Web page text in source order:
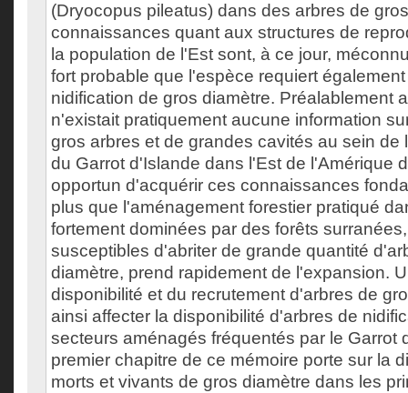
(Dryocopus pileatus) dans des arbres de
connaissances quant aux structures de
la population de l'Est sont, à ce jour,
fort probable que l'espèce requiert
nidification de gros diamètre. Préalablement
n'existait pratiquement aucune information
gros arbres et de grandes cavités au sein de
du Garrot d'Islande dans l'Est de l'Amérique
opportun d'acquérir ces connaissances
plus que l'aménagement forestier pratiqué
fortement dominées par des forêts
susceptibles d'abriter de grande quantité
diamètre, prend rapidement de l'expansion.
disponibilité et du recrutement d'arbres de
ainsi affecter la disponibilité d'arbres de
secteurs aménagés fréquentés par le Garrot
premier chapitre de ce mémoire porte sur la
morts et vivants de gros diamètre dans les